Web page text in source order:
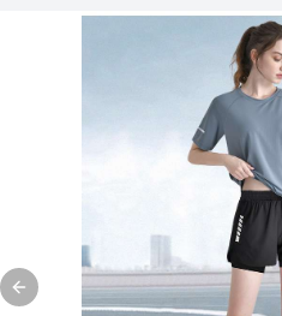
Previous slide